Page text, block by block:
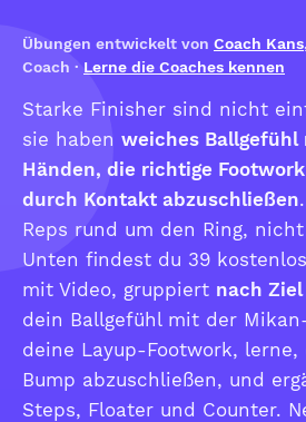
Übungen entwickelt von Coach Kans
Coach · Lerne die Coaches kennen
Starke Finisher sind nicht
sie haben weiches Ballgefühl
Händen, die richtige
durch Kontakt abzuschließen
Reps rund um den Ring,
Unten findest du 39
mit Video, gruppiert nach
dein Ballgefühl mit der
deine Layup-Footwork, lerne,
Bump abzuschließen, und
Steps, Floater und Counter.